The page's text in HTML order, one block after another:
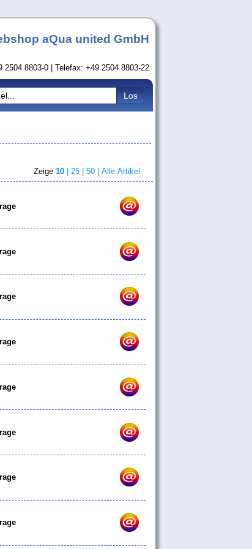
aQua united GmbH
2504 8803-0 | Telefax: +49 2504 8803-22
Zeige 10 25 | 50 | Alle Artikel